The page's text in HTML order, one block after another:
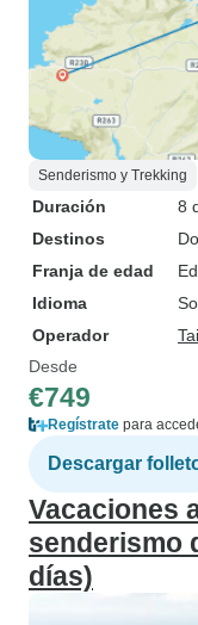
Senderismo y Trekking
Duración
8
Destinos
Franja de edad
Idioma
Operador
Desde
€749
Regístrate para
Descargar
Vacaciones
senderismo
días)